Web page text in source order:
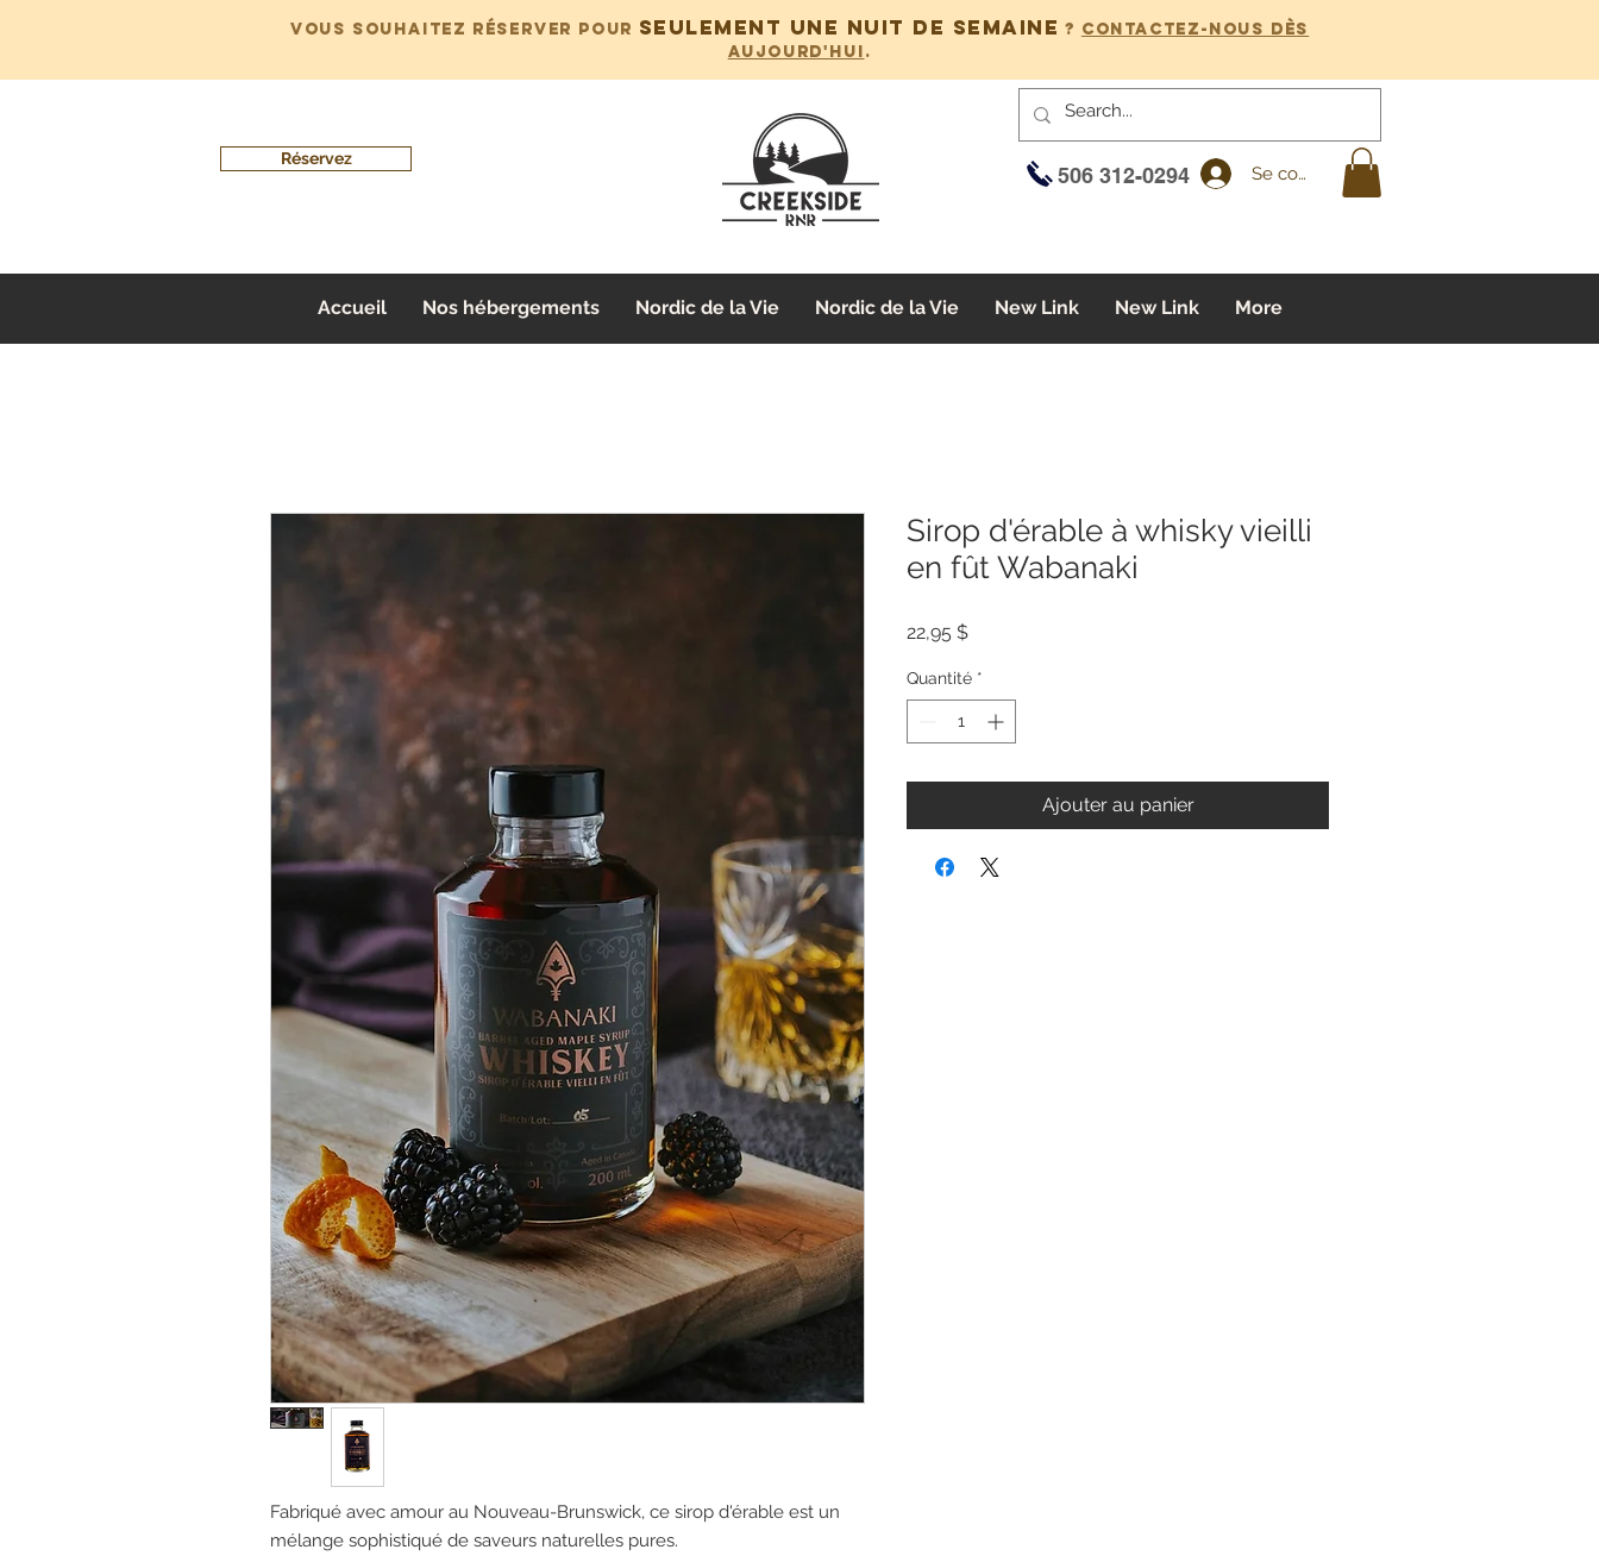
Vous souhaitez réserver pour seulement une nuit de semaine ? Contactez-nous dès
aujourd'hui.
Réservez
Se connecter
506 312-0294
Accueil Nos hébergements Nordic de la Vie Nordic de la Vie New Link New Link More
Fabriqué avec amour au Nouveau-Brunswick, ce sirop d'érable est un
mélange sophistiqué de saveurs naturelles pures.
Sirop d'érable à whisky vieilli
en fût Wabanaki
22,95 $Prix
Quantité *
Ajouter au panier